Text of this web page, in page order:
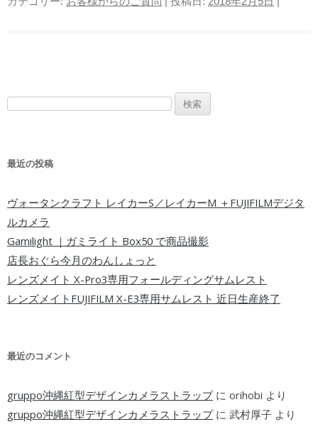
検索:
最近の投稿
ヴォータンクラフト レイカーS／レイカーM ＋FUJIFILMデジタ
ルカメラ
Gamilight ｜ガミライト Box50 で商品撮影
店長おぐら今月のわんしょっと
レンズメイト X-Pro3専用フォールディングサムレスト
レンズメイトFUJIFILM X-E3専用サムレスト 近日生産終了
最近のコメント
gruppo沖縄紅型デザインカメラストラップに orihobi より
gruppo沖縄紅型デザインカメラストラップに 武村厚子 より